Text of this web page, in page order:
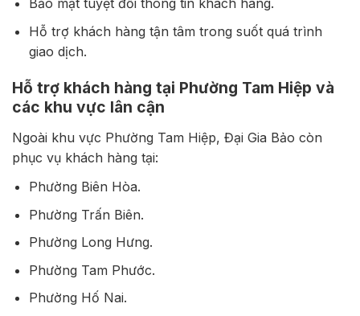
Bảo mật tuyệt đối thông tin khách hàng.
Hỗ trợ khách hàng tận tâm trong suốt quá trình
giao dịch.
Hỗ trợ khách hàng tại Phường Tam Hiệp và
các khu vực lân cận
Ngoài khu vực Phường Tam Hiệp, Đại Gia Bảo còn
phục vụ khách hàng tại:
Phường Biên Hòa.
Phường Trấn Biên.
Phường Long Hưng.
Phường Tam Phước.
Phường Hố Nai.